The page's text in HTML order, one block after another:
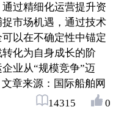
过精细化运营提升资
市场机遇，通过技术
以在不确定性中锚定
化为自身成长的阶
业从“规模竞争”迈
章来源：国际船舶网
14315 0